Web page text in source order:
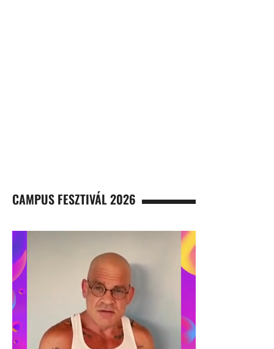
CAMPUS FESZTIVÁL 2026